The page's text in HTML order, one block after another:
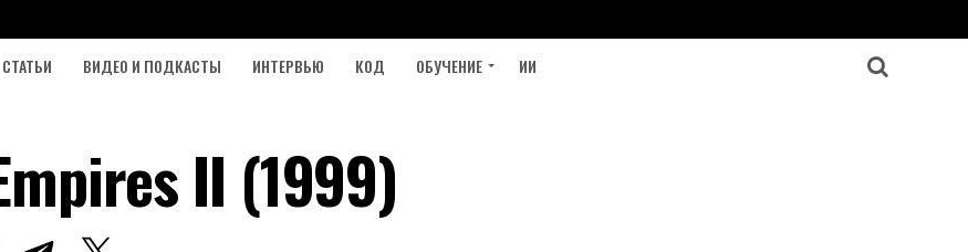
СТАТЬИ ВИДЕО И ПОДКАСТЫ ИНТЕРВЬЮ КОД ОБУЧЕНИЕ ИИ
II (1999)